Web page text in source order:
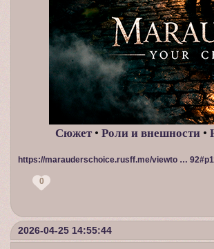
Сюжет• Роли и внешности•
https://marauderschoice.rusff.me/viewto …
0
2026-04-25 14:55:44